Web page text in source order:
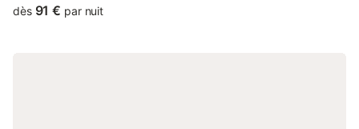
dès 91 € par nuit